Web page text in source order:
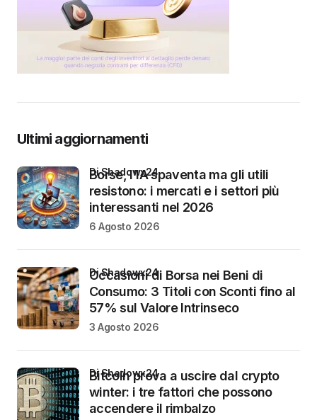
Ultimi aggiornamenti
Borse, l’IA spaventa ma gli utili
resistono: i mercati e i settori più
interessanti nel 2026
di Shadowx24
6 Agosto 2026
Occasioni di Borsa nei Beni di
Consumo: 3 Titoli con Sconti fino al
57% sul Valore Intrinseco
di Shadowx24
3 Agosto 2026
Bitcoin prova a uscire dal crypto
winter: i tre fattori che possono
accendere il rimbalzo
di Shadowx24